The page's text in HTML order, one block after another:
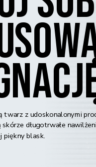
twarz z udoskonalonymi
długotrwałe
piękny blask.